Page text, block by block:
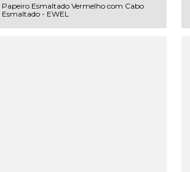
Papeiro Esmaltado Vermelho com Cabo
Esmaltado - EWEL